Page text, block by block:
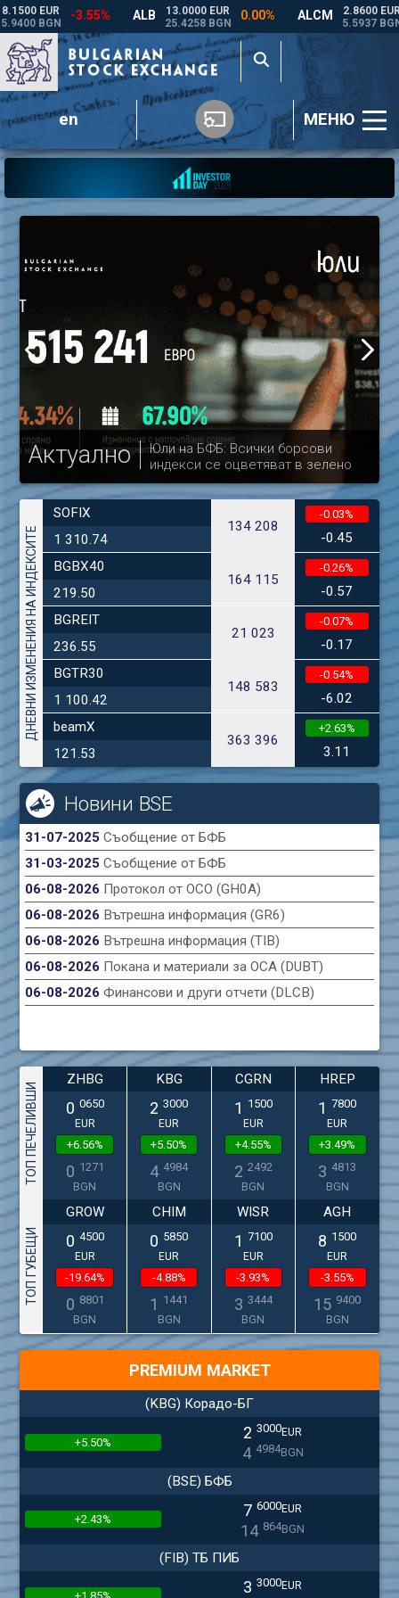
en МЕНЮ
Актуално
Юли на БФБ: Всички борсови
индекси се оцветяват в зелено
ДНЕВНИ ИЗМЕНЕНИЯ НА ИНДЕКСИТЕ
SOFIX
1 310.74
134 208
-0.03%
-0.45
BGBX40
219.50
164 115
-0.26%
-0.57
BGREIT
236.55
21 023
-0.07%
-0.17
BGTR30
1 100.42
148 583
-0.54%
-6.02
beamX
121.53
363 396
+2.63%
3.11
Новини BSE
31-07-2025Съобщение от БФБ
31-03-2025Съобщение от БФБ
06-08-2026 Протокол от ОСО (GH0A)
06-08-2026 Вътрешна информация (GR6)
06-08-2026 Вътрешна информация (TIB)
06-08-2026 Покана и материали за ОСА (DUBT)
06-08-2026Финансови и други отчети (DLCB)
ТОП ПЕЧЕЛИВШИ
ZHBG
0 0650
EUR
+6.56%
0 1271
BGN
KBG
2 3000
EUR
+5.50%
4 4984
BGN
CGRN
1 1500
EUR
+4.55%
2 2492
BGN
HREP
1 7800
EUR
+3.49%
3 4813
BGN
ТОП ГУБЕЩИ
GROW
0 4500
EUR
-19.64%
0 8801
BGN
CHIM
0 5850
EUR
-4.88%
1 1441
BGN
WISR
1 7100
EUR
-3.93%
3 3444
BGN
AGH
8 1500
EUR
-3.55%
15 9400
BGN
PREMIUM MARKET
(KBG) Корадо-БГ
+5.50% 2 3000EUR
4 4984BGN
(BSE) БФБ
+2.43% 7 6000EUR
14 864BGN
(FIB) ТБ ПИБ
3 3000EUR